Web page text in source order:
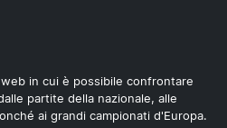
in cui è possibile confrontare
partite della nazionale, alle
ai grandi campionati d'Europa.